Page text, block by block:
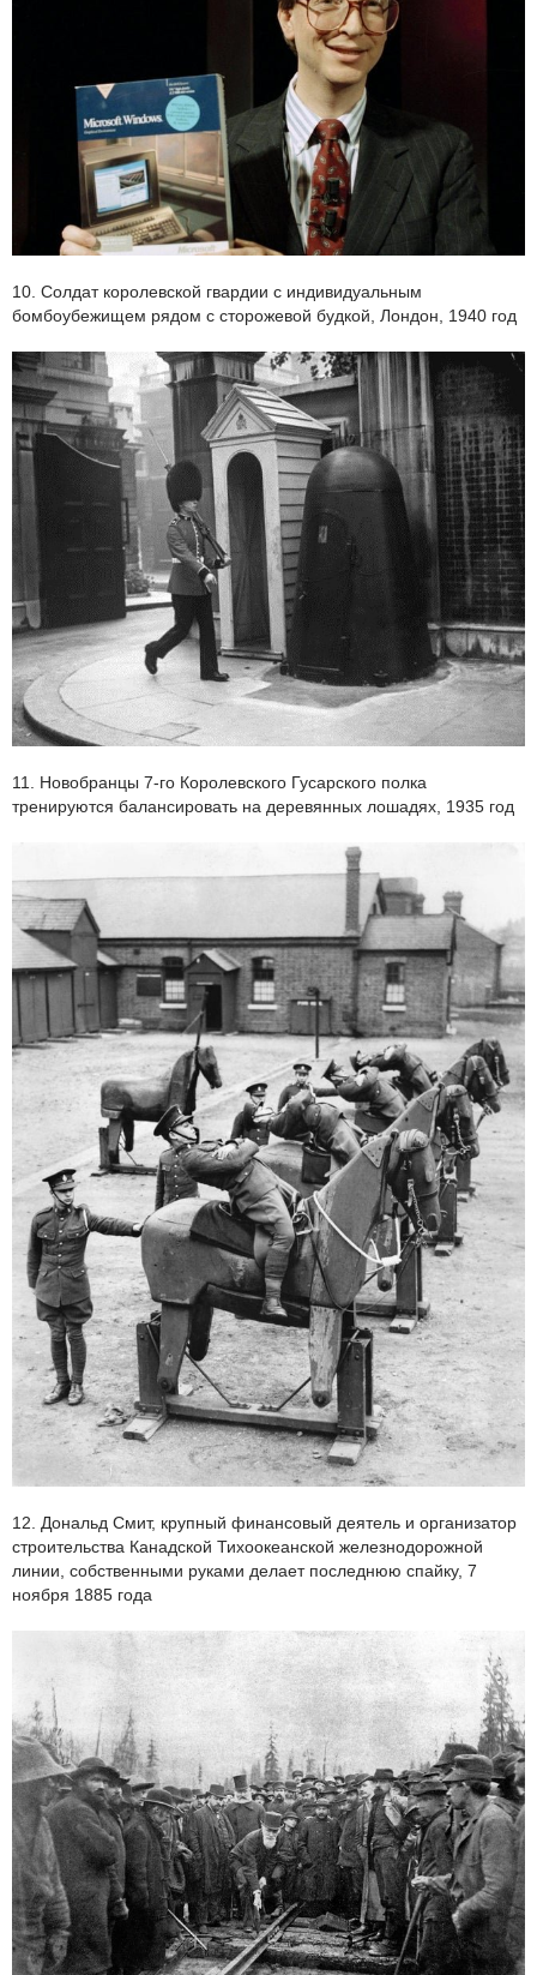
10. Солдат королевской гвардии с индивидуальным
бомбоубежищем рядом с сторожевой будкой, Лондон, 1940 год
11. Новобранцы 7-го Королевского Гусарского полка
тренируются балансировать на деревянных лошадях, 1935 год
12. Дональд Смит, крупный финансовый деятель и организатор
строительства Канадской Тихоокеанской железнодорожной
линии, собственными руками делает последнюю спайку, 7
ноября 1885 года